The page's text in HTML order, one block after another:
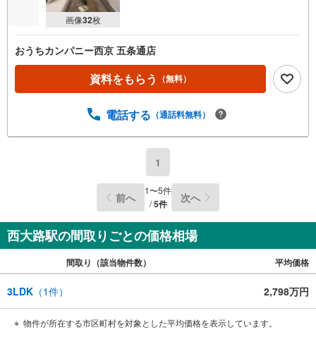
画像32枚
おうちカンパニー西京 五条通店
資料をもらう （無料）
電話する （通話料無料）
1
前へ 1〜5件
/5件 次へ
西大路駅の間取りごとの価格相場
間取り（該当物件数） 平均価格
3LDK （1件） 2,798万円
物件が所在する市区町村を対象とした平均価格を表示しています。